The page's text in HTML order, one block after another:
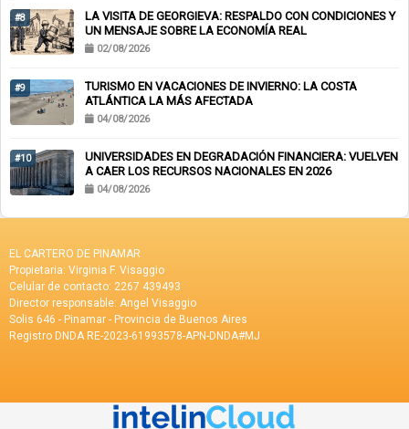
#8
LA VISITA DE GEORGIEVA: RESPALDO CON CONDICIONES Y
UN MENSAJE SOBRE LA ECONOMÍA REAL
02/08/2026
#9
TURISMO EN VACACIONES DE INVIERNO: LA COSTA
ATLÁNTICA LA MÁS AFECTADA
04/08/2026
#10
UNIVERSIDADES EN DEGRADACIÓN FINANCIERA: VUELVEN
A CAER LOS RECURSOS NACIONALES EN 2026
04/08/2026
EL CARTERO DE PINAMAR
Propietaria: Virginia F. Visaggio
Celular de contacto: 2267 439493
Director responsable: Angel Visaggio
Solis 646 - Pinamar - Provincia de Buenos Aires
Registro DNDA RE-2023-61993578-APN-DNDA#MJ